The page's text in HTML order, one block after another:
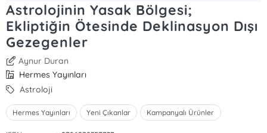
Astrolojinin Yasak Bölgesi;
Ekliptiğin Ötesinde Deklinasyon Dışı
Gezegenler
Aynur Duran
Hermes Yayınları
Astroloji
Hermes Yayınları Yeni Çıkanlar Kampanyalı Ürünler